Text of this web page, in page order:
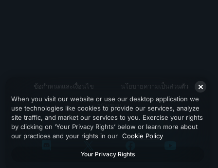
ข้อกำหนดและเงื่อนไข นโยบายความเป็นส่วนตัว
สนับสนุน
When you visit our website or use our desktop application we
use technologies like cookies to provide our services, analyze
site traffic, and market our services to you. Exercise your rights
by clicking on ‘Your Privacy Rights’ below or learn more about
our practices and your rights in our Cookie Policy
Your Privacy Rights